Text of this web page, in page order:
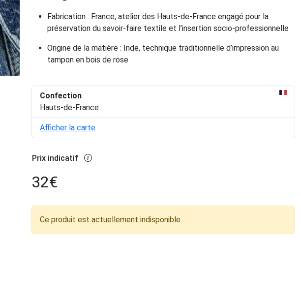
Fabrication : France, atelier des Hauts-de-France engagé pour la
préservation du savoir-faire textile et l’insertion socio-professionnelle
Origine de la matière : Inde, technique traditionnelle d’impression au
tampon en bois de rose
Confection
Hauts-de-France
Afficher la carte
Prix indicatif
32€
Ce produit est actuellement indisponible.